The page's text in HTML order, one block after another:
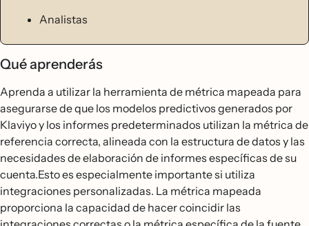
Analistas
Qué aprenderás
Aprenda a utilizar la herramienta de métrica mapeada para
asegurarse de que los modelos predictivos generados por
Klaviyo y los informes predeterminados utilizan la métrica de
referencia correcta, alineada con la estructura de datos y las
necesidades de elaboración de informes específicas de su
cuenta.Esto es especialmente importante si utiliza
integraciones personalizadas. La métrica mapeada
proporciona la capacidad de hacer coincidir las